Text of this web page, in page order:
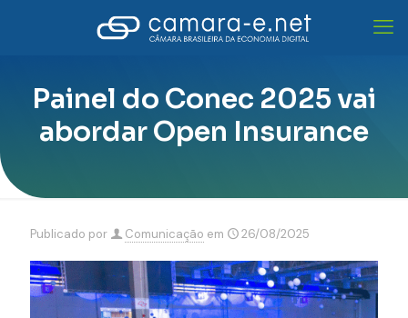
Painel do Conec 2025 vai
abordar Open Insurance
Publicado por Comunicação em 26/08/2025